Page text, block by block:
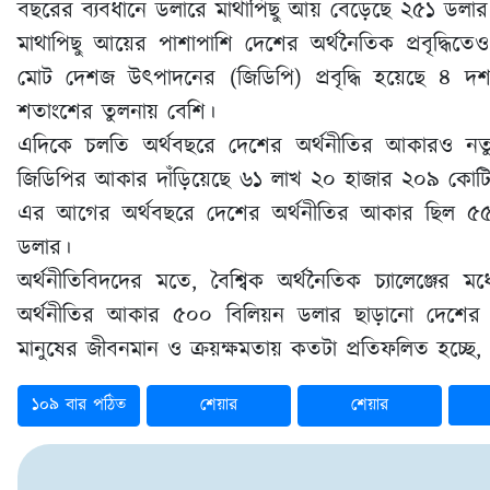
বছরের ব্যবধানে ডলারে মাথাপিছু আয় বেড়েছে ২৫১
মাথাপিছু আয়ের পাশাপাশি দেশের অর্থনৈতিক
মোট দেশজ উৎপাদনের (জিডিপি) প্রবৃদ্ধি হয়েছে
শতাংশের তুলনায় বেশি।
এদিকে চলতি অর্থবছরে দেশের অর্থনীতির আকারও
জিডিপির আকার দাঁড়িয়েছে ৬১ লাখ ২০ হাজার ২০৯ কোটি
এর আগের অর্থবছরে দেশের অর্থনীতির আকার ছিল
ডলার।
অর্থনীতিবিদদের মতে, বৈশ্বিক অর্থনৈতিক
অর্থনীতির আকার ৫০০ বিলিয়ন ডলার ছাড়ানো
মানুষের জীবনমান ও ক্রয়ক্ষমতায় কতটা প্রতিফলিত
১০৯ বার পঠিত শেয়ার শেয়ার